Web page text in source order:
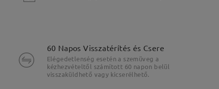
60 Napos Visszatérítés és Csere
Elégedetlenség esetén a szemüveg a
kézhezvételtől számított 60 napon belül
visszaküldhető vagy kicserélhető.